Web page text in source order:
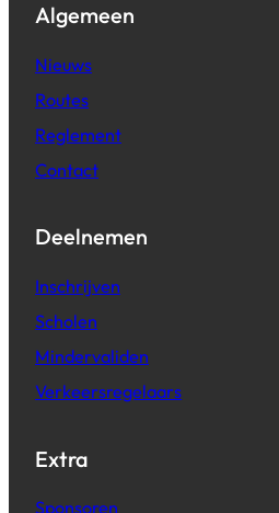
Algemeen
Nieuws
Routes
Reglement
Contact
Deelnemen
Inschrijven
Scholen
Mindervaliden
Verkeersregelaars
Extra
Sponsoren